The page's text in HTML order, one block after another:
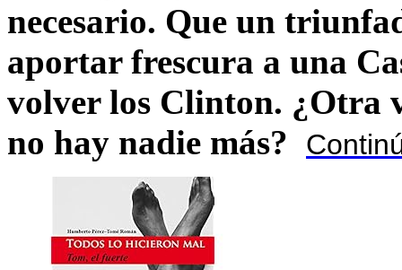
necesario. Que un
aportar frescura a una
volver los Clinton. ¿Otra
no hay nadie más?